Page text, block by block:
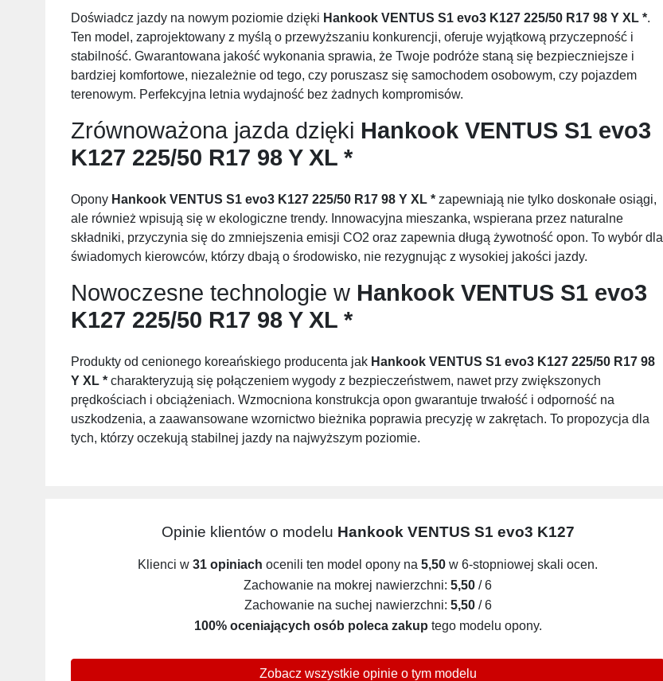
Doświadcz jazdy na nowym poziomie dzięki Hankook VENTUS S1 evo3 K127 225/50 R17 98 Y XL *.
Ten model, zaprojektowany z myślą o przewyższaniu konkurencji, oferuje wyjątkową przyczepność i
stabilność. Gwarantowana jakość wykonania sprawia, że Twoje podróże staną się bezpieczniejsze i
bardziej komfortowe, niezależnie od tego, czy poruszasz się samochodem osobowym, czy pojazdem
terenowym. Perfekcyjna letnia wydajność bez żadnych kompromisów.
Zrównoważona jazda dzięki Hankook VENTUS S1 evo3
K127 225/50 R17 98 Y XL *
Opony Hankook VENTUS S1 evo3 K127 225/50 R17 98 Y XL * zapewniają nie tylko doskonałe osiągi,
ale również wpisują się w ekologiczne trendy. Innowacyjna mieszanka, wspierana przez naturalne
składniki, przyczynia się do zmniejszenia emisji CO2 oraz zapewnia długą żywotność opon. To wybór dla
świadomych kierowców, którzy dbają o środowisko, nie rezygnując z wysokiej jakości jazdy.
Nowoczesne technologie w Hankook VENTUS S1 evo3
K127 225/50 R17 98 Y XL *
Produkty od cenionego koreańskiego producenta jak Hankook VENTUS S1 evo3 K127 225/50 R17 98
Y XL * charakteryzują się połączeniem wygody z bezpieczeństwem, nawet przy zwiększonych
prędkościach i obciążeniach. Wzmocniona konstrukcja opon gwarantuje trwałość i odporność na
uszkodzenia, a zaawansowane wzornictwo bieżnika poprawia precyzję w zakrętach. To propozycja dla
tych, którzy oczekują stabilnej jazdy na najwyższym poziomie.
Opinie klientów o modelu Hankook VENTUS S1 evo3 K127
Klienci w 31 opiniach ocenili ten model opony na 5,50 w 6-stopniowej skali ocen.
Zachowanie na mokrej nawierzchni: 5,50 / 6
Zachowanie na suchej nawierzchni: 5,50/ 6
100% oceniających osób poleca zakup tego modelu opony.
Zobacz wszystkie opinie o tym modelu